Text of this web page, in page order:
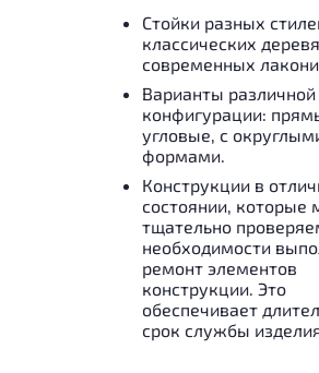
Стойки разных
классических
современных
Варианты различной
конфигурации:
угловые, с
формами.
Конструкции в
состоянии, которые
тщательно
необходимости
ремонт элементов
конструкции. Это
обеспечивает
срок службы